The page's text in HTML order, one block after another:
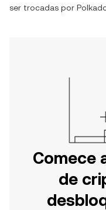
ser trocadas por
Comece
de